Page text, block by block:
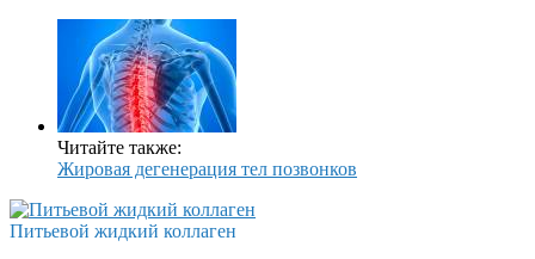
Читайте также:
Жировая дегенерация тел позвонков
Питьевой жидкий коллаген